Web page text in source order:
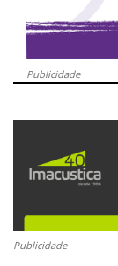
Publicidade
Publicidade